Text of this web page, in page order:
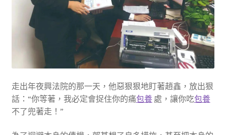
走出年夜興法院的那一天，他惡狠狠地盯著趙鑫，放出狠
話：“你等著，我必定會捉住你的痛包養處，讓你吃包養
不了兜著走！”